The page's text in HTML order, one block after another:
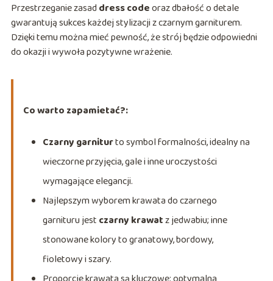
Przestrzeganie zasad dress codeoraz dbałość o detale
gwarantują sukces każdej stylizacji z czarnym garniturem.
Dzięki temu można mieć pewność, że strój będzie odpowiedni
do okazji i wywoła pozytywne wrażenie.
Co warto zapamietać?:
Czarny garniturto symbol formalności, idealny na
wieczorne przyjęcia, gale i inne uroczystości
wymagające elegancji.
Najlepszym wyborem krawata do czarnego
garnituru jest czarny krawatz jedwabiu; inne
stonowane kolory to granatowy, bordowy,
fioletowy i szary.